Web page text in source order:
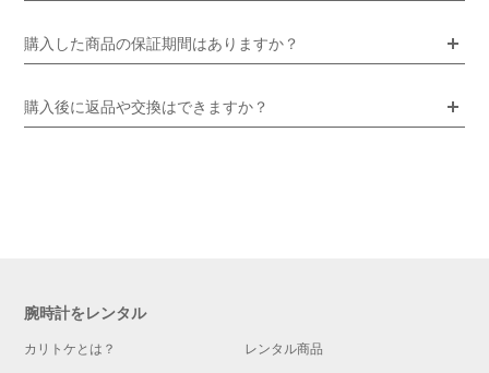
購入した商品の保証期間はありますか？
購入後に返品や交換はできますか？
腕時計をレンタル
カリトケとは？ レンタル商品